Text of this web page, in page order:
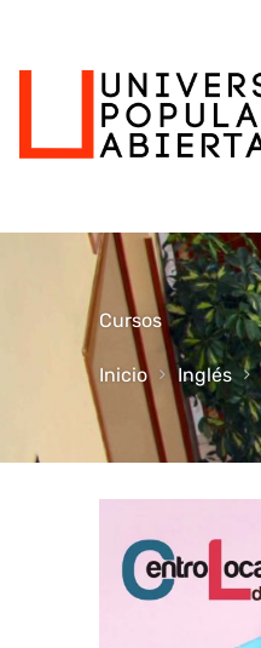
Cursos
Inicio Inglés